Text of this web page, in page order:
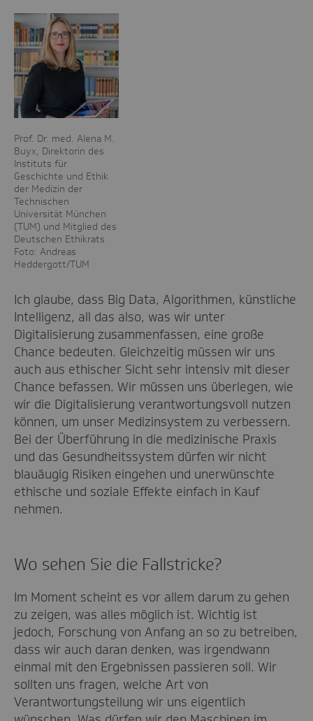
Prof. Dr. med. Alena M.
Buyx, Direktorin des
Instituts für
Geschichte und Ethik
der Medizin der
Technischen
Universität München
(TUM) und Mitglied des
Deutschen Ethikrats
Foto: Andreas
Heddergott/TUM
Ich glaube, dass Big Data, Algorithmen, künstliche
Intelligenz, all das also, was wir unter
Digitalisierung zusammenfassen, eine große
Chance bedeuten. Gleichzeitig müssen wir uns
auch aus ethischer Sicht sehr intensiv mit dieser
Chance befassen. Wir müssen uns überlegen, wie
wir die Digitalisierung verantwortungsvoll nutzen
können, um unser Medizinsystem zu verbessern.
Bei der Überführung in die medizinische Praxis
und das Gesundheitssystem dürfen wir nicht
blauäugig Risiken eingehen und unerwünschte
ethische und soziale Effekte einfach in Kauf
nehmen.
Wo sehen Sie die Fallstricke?
Im Moment scheint es vor allem darum zu gehen
zu zeigen, was alles möglich ist. Wichtig ist
jedoch, Forschung von Anfang an so zu betreiben,
dass wir auch daran denken, was irgendwann
einmal mit den Ergebnissen passieren soll. Wir
sollten uns fragen, welche Art von
Verantwortungsteilung wir uns eigentlich